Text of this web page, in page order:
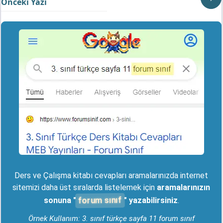
Ders ve Çalışma kitabı cevapları aramalarınızda internet
sitemizi daha üst sıralarda listelemek için aramalarınızın
sonuna " forum sınıf " yazabilirsiniz.
Örnek Kullanım: 3. sınıf türkçe sayfa 11 forum sınıf